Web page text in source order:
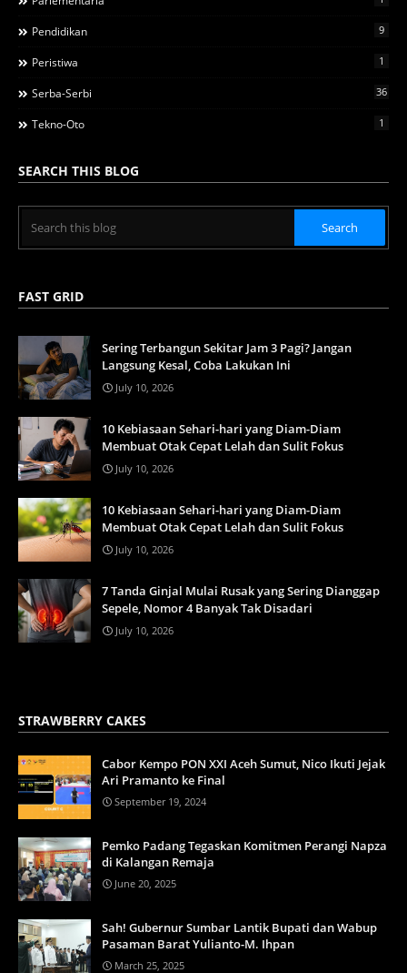
Pendidikan 9
Peristiwa 1
Serba-Serbi 36
Tekno-Oto 1
SEARCH THIS BLOG
FAST GRID
Sering Terbangun Sekitar Jam 3 Pagi? Jangan
Langsung Kesal, Coba Lakukan Ini
July 10, 2026
10 Kebiasaan Sehari-hari yang Diam-Diam
Membuat Otak Cepat Lelah dan Sulit Fokus
July 10, 2026
10 Kebiasaan Sehari-hari yang Diam-Diam
Membuat Otak Cepat Lelah dan Sulit Fokus
July 10, 2026
7 Tanda Ginjal Mulai Rusak yang Sering Dianggap
Sepele, Nomor 4 Banyak Tak Disadari
July 10, 2026
STRAWBERRY CAKES
Cabor Kempo PON XXI Aceh Sumut, Nico Ikuti Jejak
Ari Pramanto ke Final
September 19, 2024
Pemko Padang Tegaskan Komitmen Perangi Napza
di Kalangan Remaja
June 20, 2025
Sah! Gubernur Sumbar Lantik Bupati dan Wabup
Pasaman Barat Yulianto-M. Ihpan
March 25, 2025